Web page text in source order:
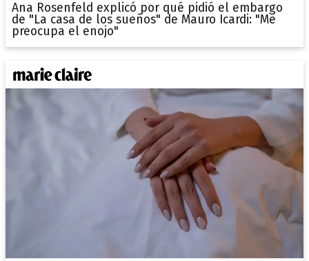
Ana Rosenfeld explicó por qué pidió el embargo
de "La casa de los sueños" de Mauro Icardi: "Me
preocupa el enojo"